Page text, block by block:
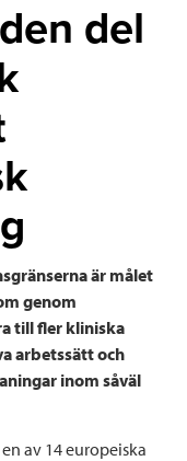
del
är målet
genom
till fler kliniska
arbetssätt och
inom såväl
av 14 europeiska